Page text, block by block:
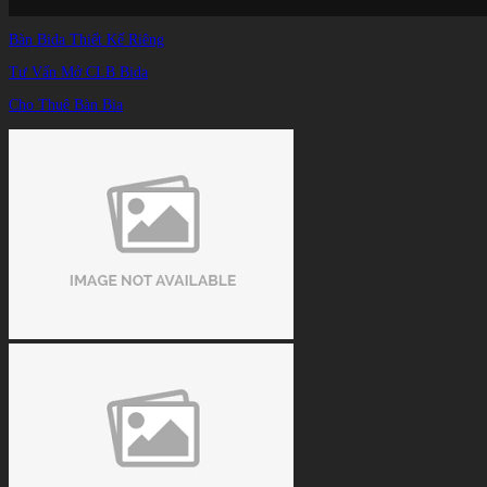
Bàn Bida Thiết Kế Riêng
Tư Vấn Mở CLB Bida
Cho Thuê Bàn Bia